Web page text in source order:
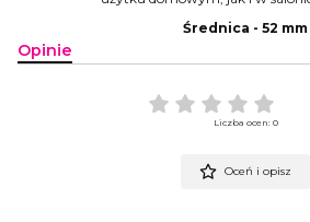
Średnica - 52 mm
Opinie
Liczba ocen: 0
Oceń i opisz